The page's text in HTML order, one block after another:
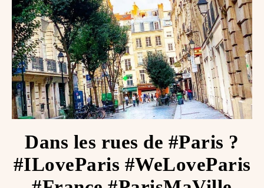
Dans les rues de #Paris ?
#ILoveParis #WeLoveParis